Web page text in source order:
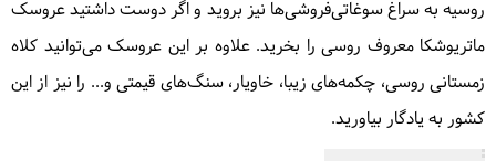
روسیه به سراغ سوغاتی‌فروشی‌ها نیز بروید و اگر دوست داشتید عروسک
ماتریوشکا معروف روسی را بخرید. علاوه بر این عروسک می‌توانید کلاه
زمستانی روسی، چکمه‌های زیبا، خاویار، سنگ‌های قیمتی و... را نیز از این
کشور به یادگار بیاورید.